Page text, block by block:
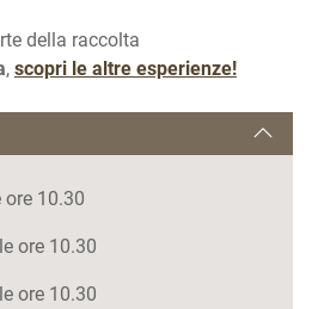
della raccolta
, scopri le altre esperienze!
ore 10.30
ore 10.30
ore 10.30